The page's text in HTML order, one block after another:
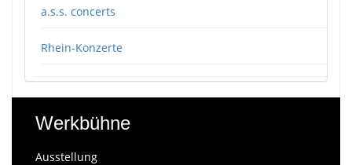
a.s.s. concerts
Rhein-Konzerte
Werkbühne
Ausstellung